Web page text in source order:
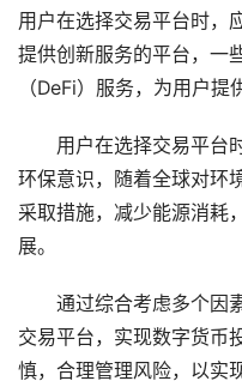
用户在选择交易平台时，
提供创新服务的平台，一
（DeFi）服务，为用户提
用户在选择交易平台
环保意识，随着全球对环
采取措施，减少能源消耗
展。
通过综合考虑多个因
交易平台，实现数字货币
慎，合理管理风险，以实